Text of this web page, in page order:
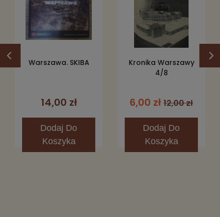
Warszawa. SKIBA
14,00 zł
Dodaj Do
Koszyka
Kronika Warszawy
4/8
6,00 zł 12,00 zł
Dodaj Do
Koszyka